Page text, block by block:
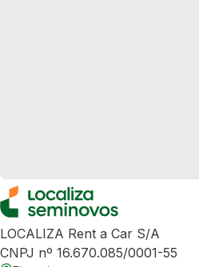
LOCALIZA Rent a Car S/A
CNPJ nº 16.670.085/0001-55